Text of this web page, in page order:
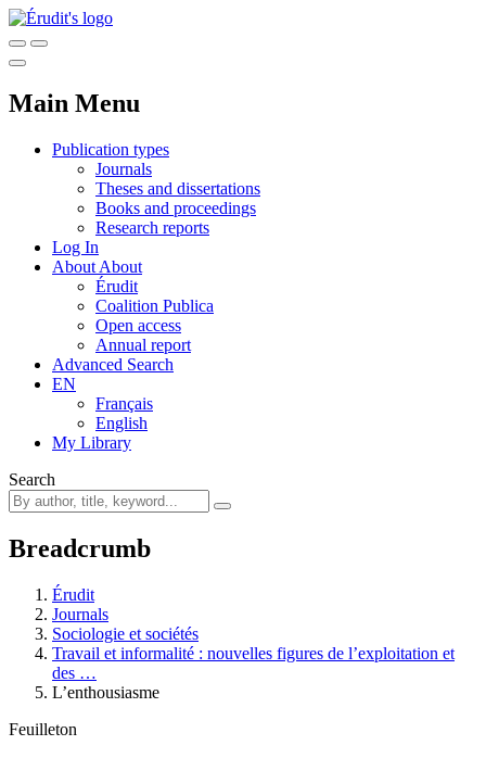
Main Menu
Publication types
Journals
Theses and dissertations
Books and proceedings
Research reports
Log In
About About
Érudit
Coalition Publica
Open access
Annual report
Advanced Search
EN
Français
English
My Library
Search
Breadcrumb
Érudit
Journals
Sociologie et sociétés
Travail et informalité : nouvelles figures de l’exploitation et
des …
L’enthousiasme
Feuilleton